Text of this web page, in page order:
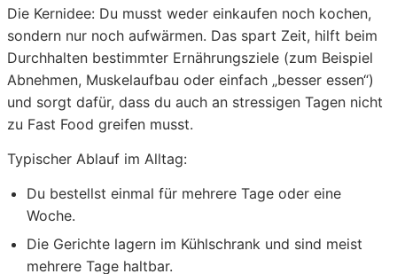
Die Kernidee: Du musst weder einkaufen noch kochen,
sondern nur noch aufwärmen. Das spart Zeit, hilft beim
Durchhalten bestimmter Ernährungsziele (zum Beispiel
Abnehmen, Muskelaufbau oder einfach „besser essen“)
und sorgt dafür, dass du auch an stressigen Tagen nicht
zu Fast Food greifen musst.
Typischer Ablauf im Alltag:
Du bestellst einmal für mehrere Tage oder eine
Woche.
Die Gerichte lagern im Kühlschrank und sind meist
mehrere Tage haltbar.